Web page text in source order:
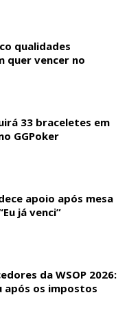
qualidades
quer vencer no
33 braceletes em
GGPoker
apoio após mesa
já venci”
da WSOP 2026:
após os impostos